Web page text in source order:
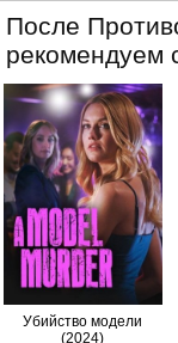
После
рекомендуем
Убийство модели
(2024)